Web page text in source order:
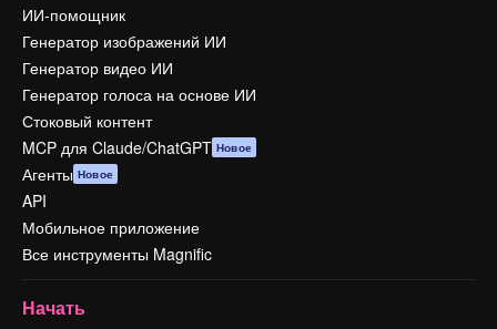
ИИ-помощник
Генератор изображений ИИ
Генератор видео ИИ
Генератор голоса на основе ИИ
Стоковый контент
MCP для Claude/ChatGPT Новое
Агенты Новое
API
Мобильное приложение
Все инструменты Magnific
Начать